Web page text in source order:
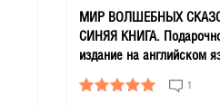
МИР ВОЛШЕБНЫХ
СИНЯЯ КНИГА.
издание на английском
1